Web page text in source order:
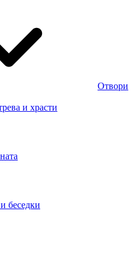
Отвори
и храсти
беседки